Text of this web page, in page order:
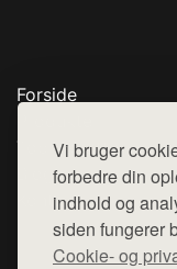
Vi bruger
forbedre din
indhold og
siden fungerer
Cookie- og
Forside
Top Rabatter
Blog
Kontakt